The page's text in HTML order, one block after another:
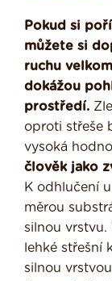
Pokud si
můžete si
ruchu
dokážou
prostředí.
oproti střeše
vysoká
člověk jako
K odhlučení
měrou
silnou vrstvu.
lehké střešní
silnou